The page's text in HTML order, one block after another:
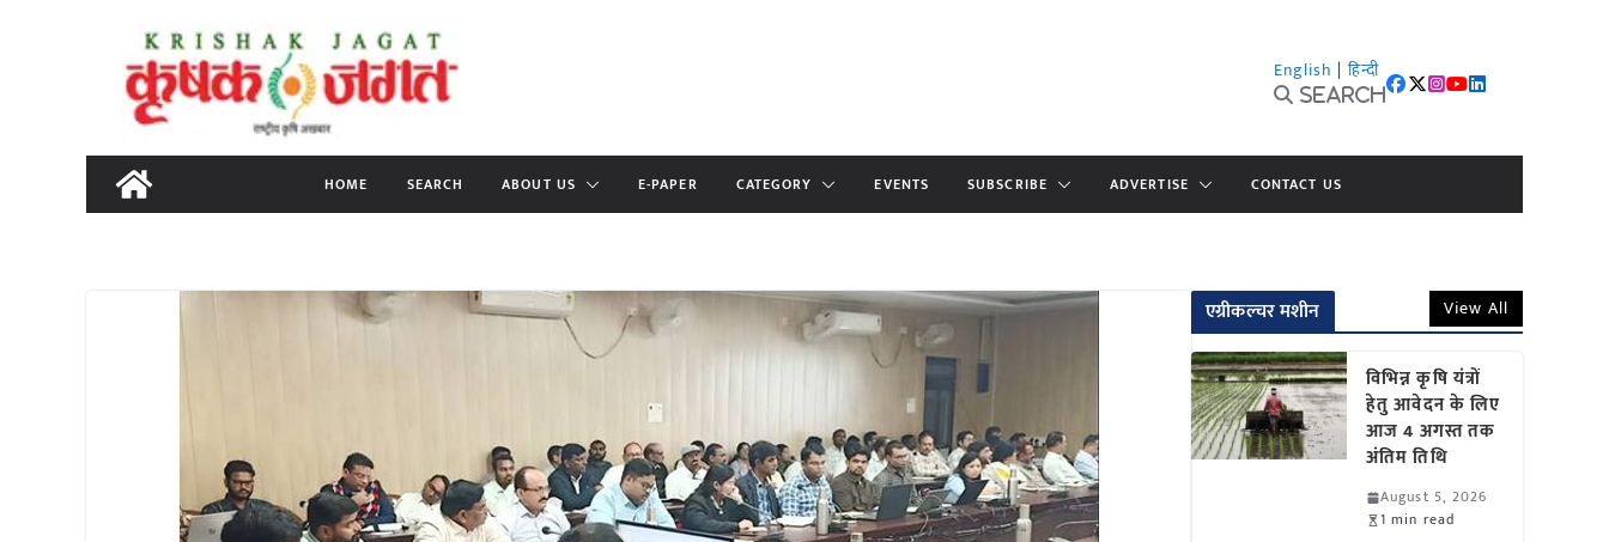
content
English | हिन्दी
Search
HOME SEARCH ABOUT US E-PAPER CATEGORY EVENTS SUBSCRIBE ADVERTISE CONTACT US
एग्रीकल्चर मशीन View All
विभिन्न कृषि यंत्रों
हेतु आवेदन के लिए
आज 4 अगस्त तक
अंतिम तिथि
August 5, 2026
1 min read